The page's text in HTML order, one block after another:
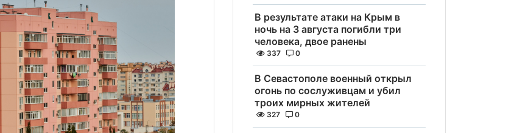
В результате атаки на Крым в
ночь на 3 августа погибли три
человека, двое ранены
337 0
В Севастополе военный открыл
огонь по сослуживцам и убил
троих мирных жителей
327 0